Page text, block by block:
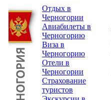
Отдых в
Черногории
Авиабилеты в
Черногорию
Виза в
Черногорию
Отели в
Черногории
Страхование
туристов